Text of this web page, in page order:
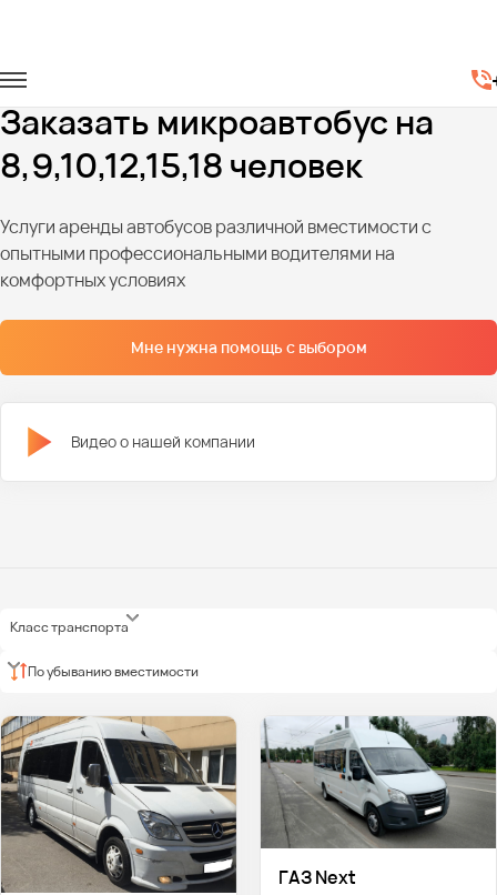
Микровтобусы на 8-18 человек
Заказать микроавтобус на
8,9,10,12,15,18 человек
Услуги аренды автобусов различной вместимости с
опытными профессиональными водителями на
комфортных условиях
Мне нужна помощь с выбором
Видео о нашей компании
Класс транспорта
По убыванию вместимости
ГАЗ Next